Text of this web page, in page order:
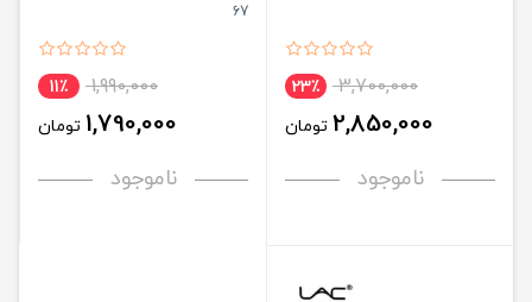
3,700,000 23٪
2,850,000 تومان
ناموجود
67
1,990,000 11٪
1,790,000 تومان
ناموجود